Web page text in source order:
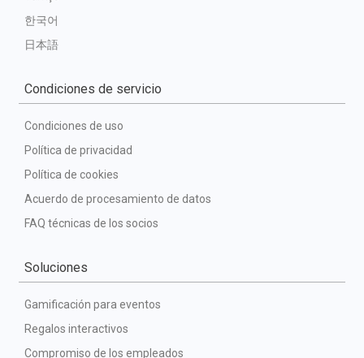
한국어
日本語
Condiciones de servicio
Condiciones de uso
Política de privacidad
Política de cookies
Acuerdo de procesamiento de datos
FAQ técnicas de los socios
Soluciones
Gamificación para eventos
Regalos interactivos
Compromiso de los empleados